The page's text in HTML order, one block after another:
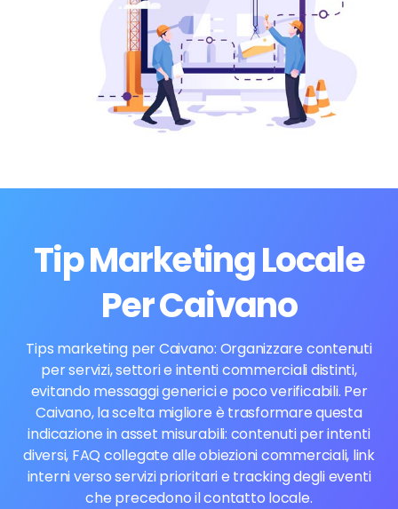
Tip Marketing Locale
Per Caivano
Tips marketing per Caivano: Organizzare contenuti
per servizi, settori e intenti commerciali distinti,
evitando messaggi generici e poco verificabili. Per
Caivano, la scelta migliore è trasformare questa
indicazione in asset misurabili: contenuti per intenti
diversi, FAQ collegate alle obiezioni commerciali, link
interni verso servizi prioritari e tracking degli eventi
che precedono il contatto locale.